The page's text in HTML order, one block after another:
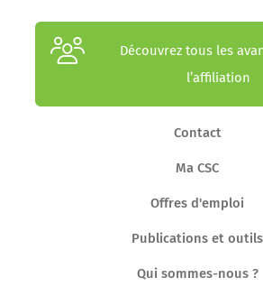
Découvrez tous les
l’affiliation
Contact
Ma CSC
Offres d'emploi
Publications et outils
Qui sommes-nous ?